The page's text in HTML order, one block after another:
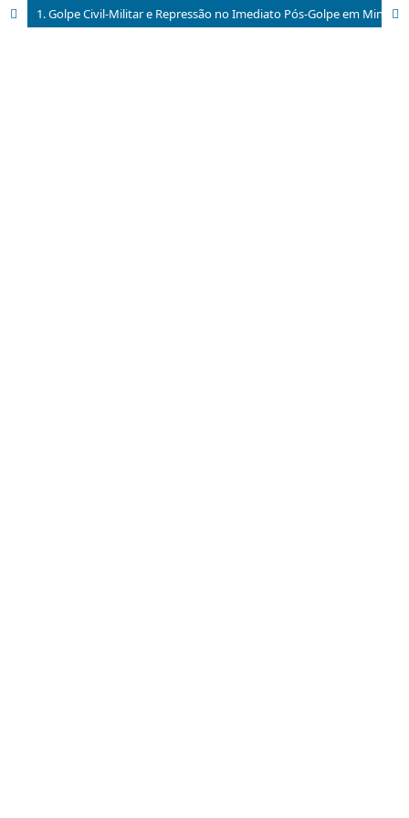
1. Golpe Civil-Militar e Repressão no Imediato Pós-Golpe em Minas Gerais